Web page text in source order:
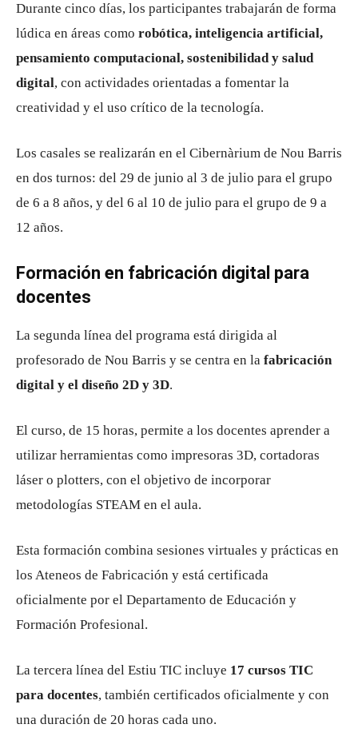
Durante cinco días, los participantes trabajarán de forma
lúdica en áreas como robótica, inteligencia artificial,
pensamiento computacional, sostenibilidad y salud
digital, con actividades orientadas a fomentar la
creatividad y el uso crítico de la tecnología.
Los casales se realizarán en el Cibernàrium de Nou Barris
en dos turnos: del 29 de junio al 3 de julio para el grupo
de 6 a 8 años, y del 6 al 10 de julio para el grupo de 9 a
12 años.
Formación en fabricación digital para
docentes
La segunda línea del programa está dirigida al
profesorado de Nou Barris y se centra en la fabricación
digital y el diseño 2D y 3D.
El curso, de 15 horas, permite a los docentes aprender a
utilizar herramientas como impresoras 3D, cortadoras
láser o plotters, con el objetivo de incorporar
metodologías STEAM en el aula.
Esta formación combina sesiones virtuales y prácticas en
los Ateneos de Fabricación y está certificada
oficialmente por el Departamento de Educación y
Formación Profesional.
La tercera línea del Estiu TIC incluye 17 cursos TIC
para docentes, también certificados oficialmente y con
una duración de 20 horas cada uno.